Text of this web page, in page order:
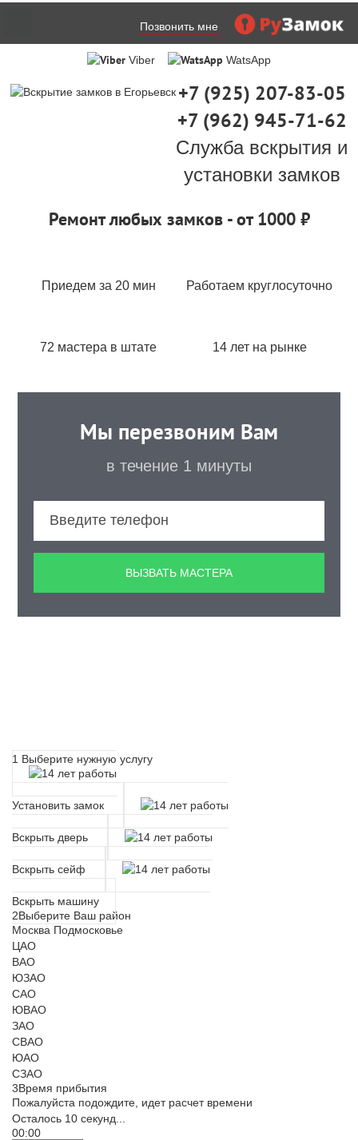
Позвонить мне
Viber WatsApp
+7 (925) 207-83-05
+7 (962) 945-71-62
Служба вскрытия и
установки замков
Ремонт любых замков - от 1000 ₽
Приедем за 20 мин Работаем круглосуточно
72 мастера в штате 14 лет на рынке
Мы перезвоним Вам
в течение 1 минуты
1 Выберите нужную услугу
Установить замок
Вскрыть дверь
Вскрыть сейф
Вскрыть машину
2Выберите Ваш район
Москва Подмосковье
ЦАО
ВАО
ЮЗАО
САО
ЮВАО
ЗАО
СВАО
ЮАО
СЗАО
3Время прибытия
Пожалуйста подождите, идет расчет времени
Осталось 10 секунд...
00:00